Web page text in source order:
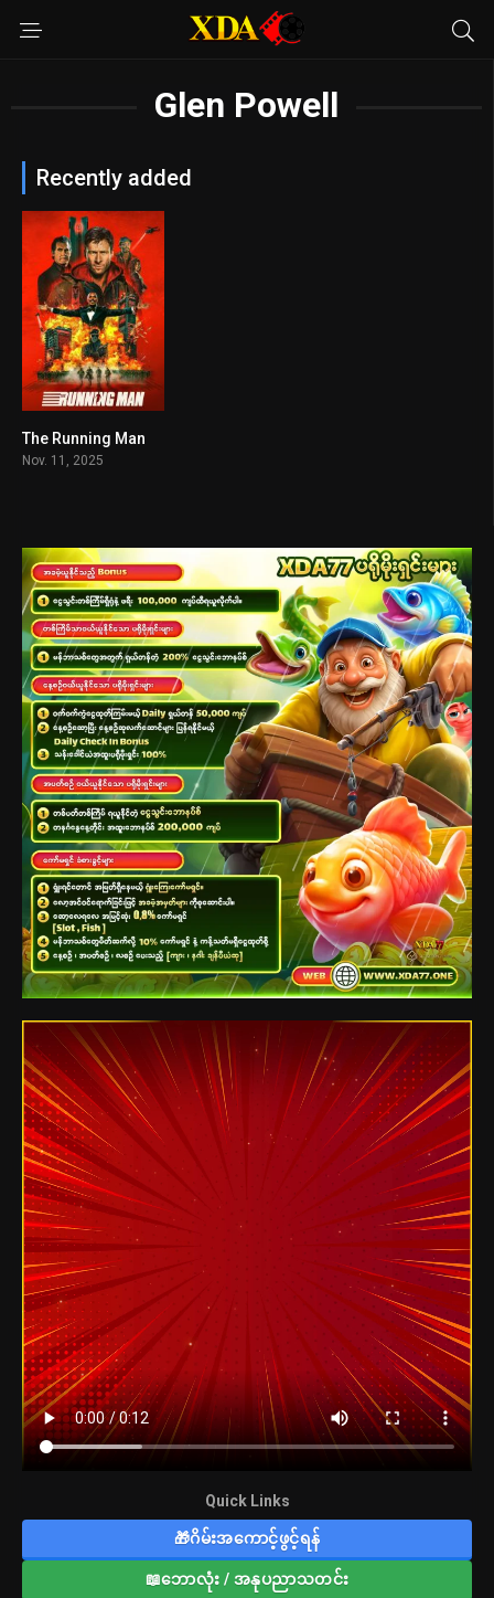
Glen Powell
Recently added
6.6
The Running Man
Nov. 11, 2025
Quick Links
🎁ဂိမ်းအကောင့်ဖွင့်ရန်
📖ဘောလုံး / အနုပညာသတင်း